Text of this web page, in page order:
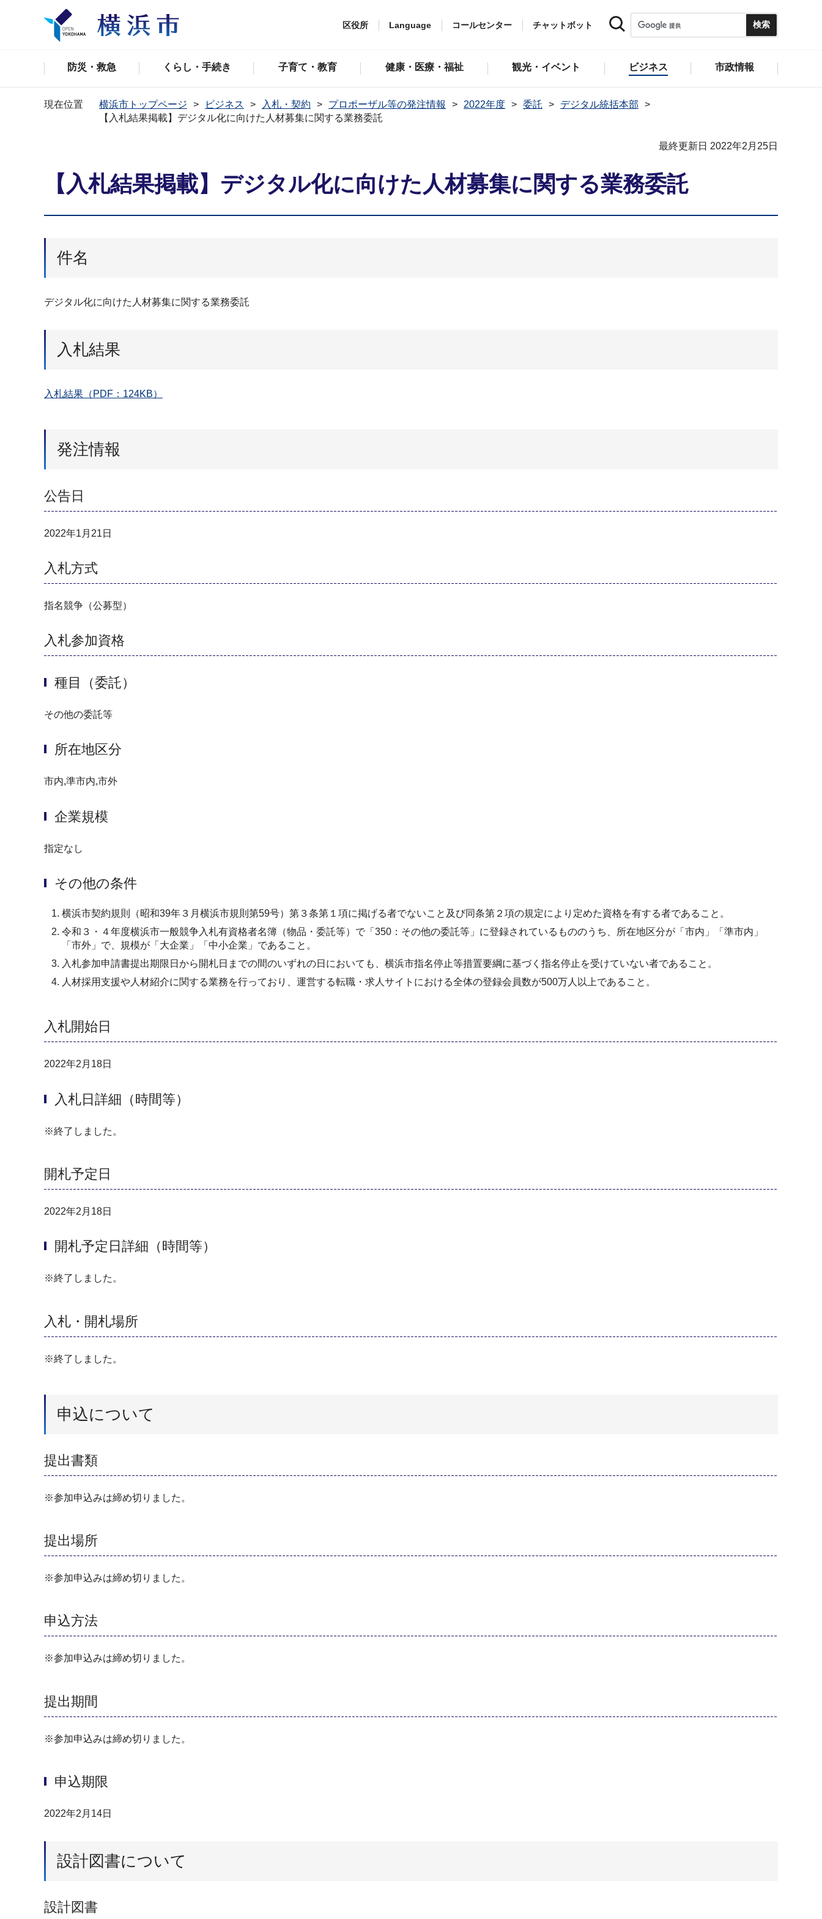
区役所 Language コールセンター チャットボット
防災・救急 くらし・手続き 子育て・教育 健康・医療・福祉 観光・イベント ビジネス 市政情報
現在位置 横浜市トップページ ビジネス 入札・契約 プロポーザル等の発注情報 2022年度 委託
デジタル統括本部
【入札結果掲載】デジタル化に向けた⼈材募集に関する業務委託
最終更新日 2022年2月25日
【入札結果掲載】デジタル化に向けた⼈材募集に関する業務委託
件名
デジタル化に向けた人材募集に関する業務委託
入札結果
入札結果（PDF：124KB）
発注情報
公告日
2022年1月21日
入札方式
指名競争（公募型）
入札参加資格
種目（委託）
その他の委託等
所在地区分
市内,準市内,市外
企業規模
指定なし
その他の条件
横浜市契約規則（昭和39年３月横浜市規則第59号）第３条第１項に掲げる者でないこと及び同条第２項の規定により定めた資格を有する者であること。
令和３・４年度横浜市一般競争入札有資格者名簿（物品・委託等）で「350：その他の委託等」に登録されているもののうち、所在地区分が「市内」「準市内」
「市外」で、規模が「大企業」「中小企業」であること。
入札参加申請書提出期限日から開札日までの間のいずれの日においても、横浜市指名停止等措置要綱に基づく指名停止を受けていない者であること。
人材採用支援や人材紹介に関する業務を行っており、運営する転職・求人サイトにおける全体の登録会員数が500万人以上であること。
入札開始日
2022年2月18日
入札日詳細（時間等）
※終了しました。
開札予定日
2022年2月18日
開札予定日詳細（時間等）
※終了しました。
入札・開札場所
※終了しました。
申込について
提出書類
※参加申込みは締め切りました。
提出場所
※参加申込みは締め切りました。
申込方法
※参加申込みは締め切りました。
提出期間
※参加申込みは締め切りました。
申込期限
2022年2月14日
設計図書について
設計図書